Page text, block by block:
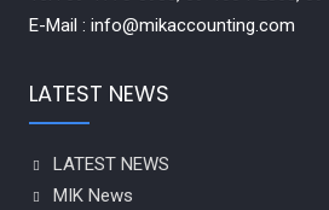
E-Mail : info@mikaccounting.com
LATEST NEWS
LATEST NEWS
MIK News